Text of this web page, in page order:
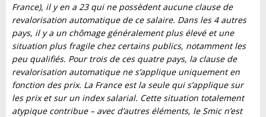
France), il y en a 23 qui ne possèdent aucune clause de
revalorisation automatique de ce salaire. Dans les 4 autres
pays, il y a un chômage généralement plus élevé et une
situation plus fragile chez certains publics, notamment les
peu qualifiés. Pour trois de ces quatre pays, la clause de
revalorisation automatique ne s’applique uniquement en
fonction des prix. La France est la seule qui s’applique sur
les prix et sur un index salarial. Cette situation totalement
atypique contribue – avec d’autres éléments, le Smic n’est